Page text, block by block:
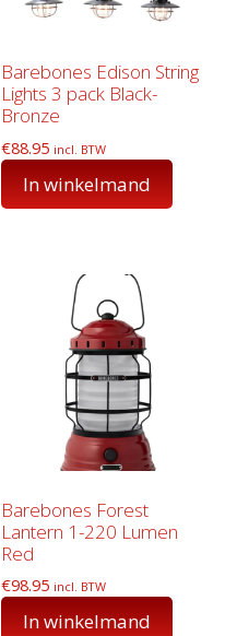
Barebones Edison String
Lights 3 pack Black-
Bronze
€88.95 incl. BTW
In winkelmand
Barebones Forest
Lantern 1-220 Lumen
Red
€98.95 incl. BTW
In winkelmand